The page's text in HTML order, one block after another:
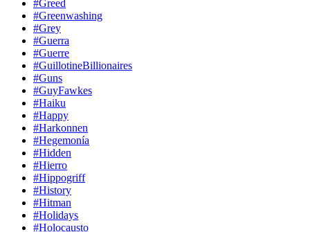
#Greed
#Greenwashing
#Grey
#Guerra
#Guerre
#GuillotineBillionaires
#Guns
#GuyFawkes
#Haiku
#Happy
#Harkonnen
#Hegemonía
#Hidden
#Hierro
#Hippogriff
#History
#Hitman
#Holidays
#Holocausto